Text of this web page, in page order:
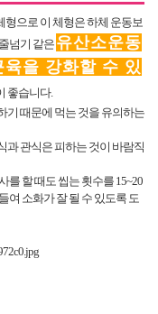
으로 이 체형은 하체 운동보
넘기 같은 유산소운동
을 강화할 수 있
좋습니다.
기 때문에 먹는 것을 유의하는
과 관식은 피하는 것이 바람직
를 할 때도 씹는 횟수를 15~20
여 소화가 잘 될 수 있도록 도